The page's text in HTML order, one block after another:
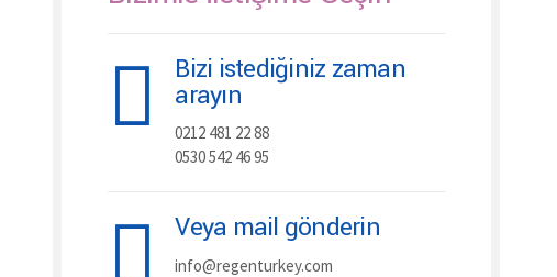
Bizi istediğiniz zaman
arayın
0212 481 22 88
0530 542 46 95
Veya mail gönderin
info@regenturkey.com